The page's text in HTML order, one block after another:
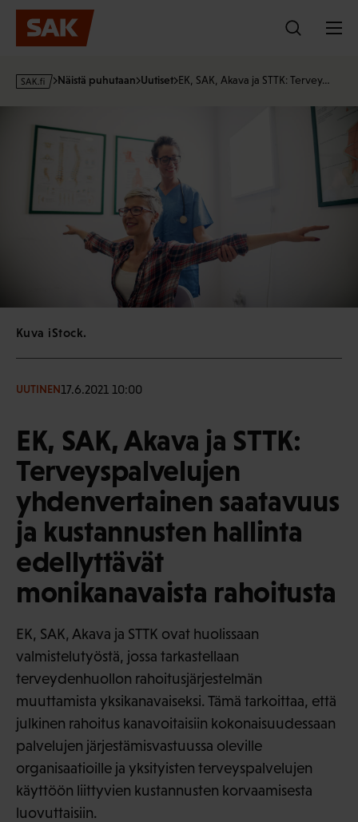
Hyppää
sisältöön
s
Näistä puhutaan Uutiset EK, SAK, Akava ja STTK: Tervey…
Kuva iStock.
UUTINEN17.6.2021 10:00
EK, SAK, Akava ja STTK:
Terveyspalvelujen
yhdenvertainen saatavuus
ja kustannusten hallinta
edellyttävät
monikanavaista rahoitusta
EK, SAK, Akava ja STTK ovat huolissaan
valmistelutyöstä, jossa tarkastellaan
terveydenhuollon rahoitusjärjestelmän
muuttamista yksikanavaiseksi. Tämä tarkoittaa, että
julkinen rahoitus kanavoitaisiin kokonaisuudessaan
palvelujen järjestämisvastuussa oleville
organisaatioille ja yksityisten terveyspalvelujen
käyttöön liittyvien kustannusten korvaamisesta
luovuttaisiin.